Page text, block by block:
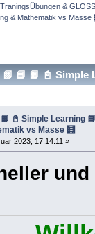
&
& Mathematik vs Masse
📗 📘 📙 📓
📙 📓 Simple Learning
vs Masse 🧮
2023, 17:14:11 »